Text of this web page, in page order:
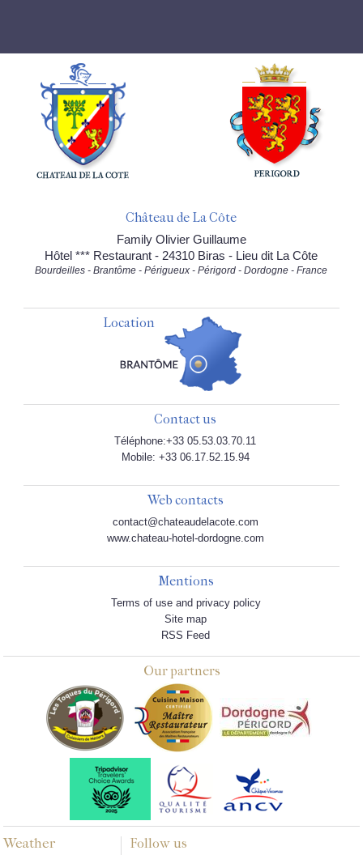
Château de La Côte
Family Olivier Guillaume
Hôtel *** Restaurant - 24310 Biras - Lieu dit La Côte
Bourdeilles - Brantôme - Périgueux - Périgord - Dordogne - France
Location
Contact us
Téléphone:+33 05.53.03.70.11
Mobile: +33 06.17.52.15.94
Web contacts
contact@chateaudelacote.com
www.chateau-hotel-dordogne.com
Mentions
Terms of use and privacy policy
Site map
RSS Feed
Our partners
Weather Follow us